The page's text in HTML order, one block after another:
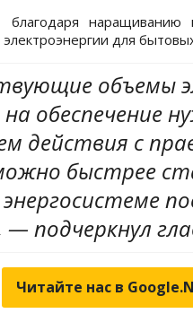
наращиванию
для
объемы
обеспечение
действия с
быстрее
— подчеркнул
Читайте нас в